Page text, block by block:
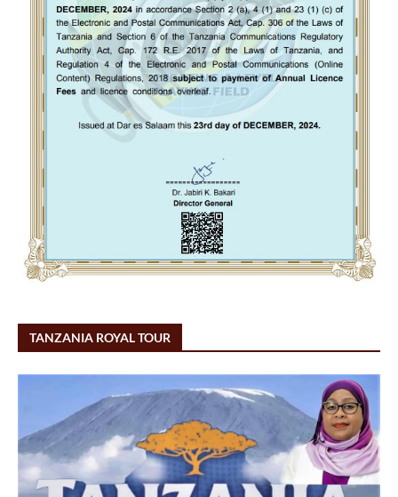
TANZANIA ROYAL TOUR